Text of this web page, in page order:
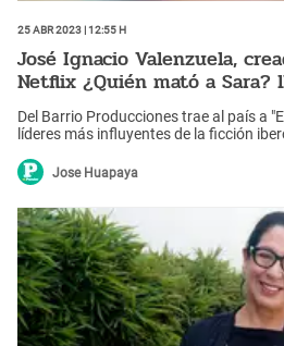
25 Abr 2023 | 12:55 h
José Ignacio Valenzuela,
Netflix ¿Quién mató a Sara?
Del Barrio Producciones trae al país a
líderes más influyentes de la ficción
Jose Huapaya